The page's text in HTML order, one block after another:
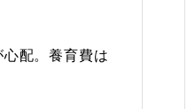
配。養育費は